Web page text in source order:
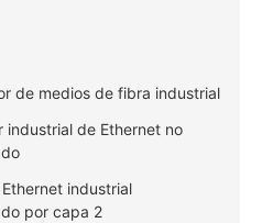
de medios de fibra industrial
industrial de Ethernet no
industrial
por capa 2